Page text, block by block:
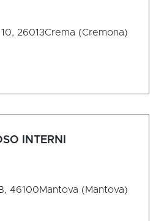
26013Crema (Cremona)
INTERNI
46100Mantova (Mantova)